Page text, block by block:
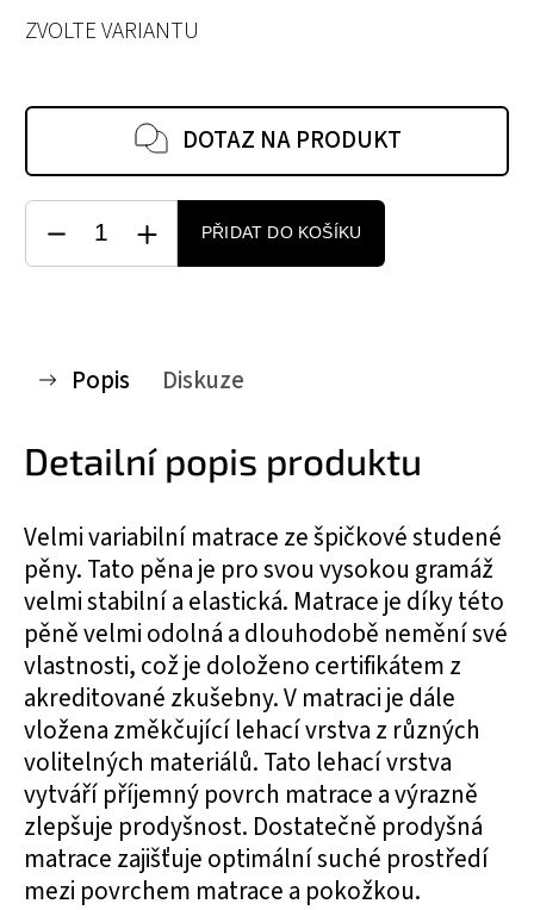
ZVOLTE VARIANTU
DOTAZ NA PRODUKT
PŘIDAT DO KOŠÍKU
Popis Diskuze
Detailní popis produktu
Velmi variabilní matrace ze špičkové studené
pěny. Tato pěna je pro svou vysokou gramáž
velmi stabilní a elastická. Matrace je díky této
pěně velmi odolná a dlouhodobě nemění své
vlastnosti, což je doloženo certifikátem z
akreditované zkušebny. V matraci je dále
vložena změkčující lehací vrstva z různých
volitelných materiálů. Tato lehací vrstva
vytváří příjemný povrch matrace a výrazně
zlepšuje prodyšnost. Dostatečně prodyšná
matrace zajišťuje optimální suché prostředí
mezi povrchem matrace a pokožkou.